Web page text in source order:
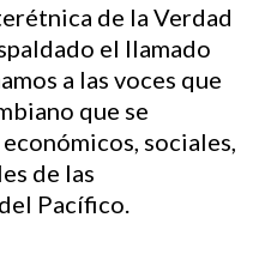
de la Verdad
el llamado
a las voces que
que se
sociales,
de las
Pacífico.